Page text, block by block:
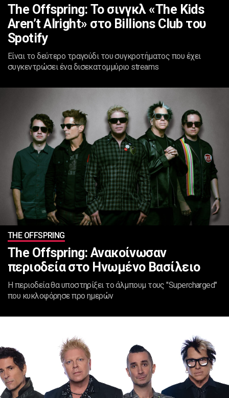
Τhe Offspring: Το σινγκλ «The Kids
Aren’t Alright» στο Billions Club του
Spotify
Είναι το δεύτερο τραγούδι του συγκροτήματος που έχει
συγκεντρώσει ένα δισεκατομμύριο streams
ΤHE OFFSPRING
The Offspring: Ανακοίνωσαν
περιοδεία στο Ηνωμένο Βασίλειο
Η περιοδεία θα υποστηρίξει το άλμπουμ τους "Supercharged"
που κυκλοφόρησε προ ημερών